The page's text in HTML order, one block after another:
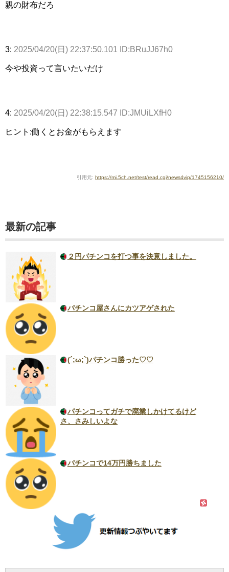
親の財布だろ
3: 2025/04/20(日) 22:37:50.101 ID:BRuJJ67h0
今や投資って言いたいだけ
4: 2025/04/20(日) 22:38:15.547 ID:JMUiLXfH0
ヒント:働くとお金がもらえます
引用元: https://mi.5ch.net/test/read.cgi/news4vip/1745156210/
最新の記事
２円パチンコを打つ事を決意しました。
パチンコ屋さんにカツアゲされた
(´;ω;`)パチンコ勝った♡♡
パチンコってガチで廃業しかけてるけど
さ、さみしいよな
パチンコで14万円勝ちました